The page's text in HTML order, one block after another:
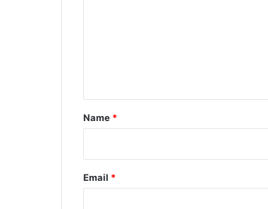
*
Name *
Email *